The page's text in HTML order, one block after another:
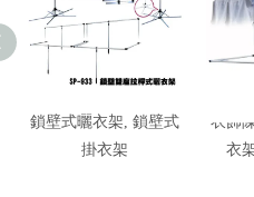
鎖壁式曬衣架, 鎖壁式
掛衣架
衣飾
衣